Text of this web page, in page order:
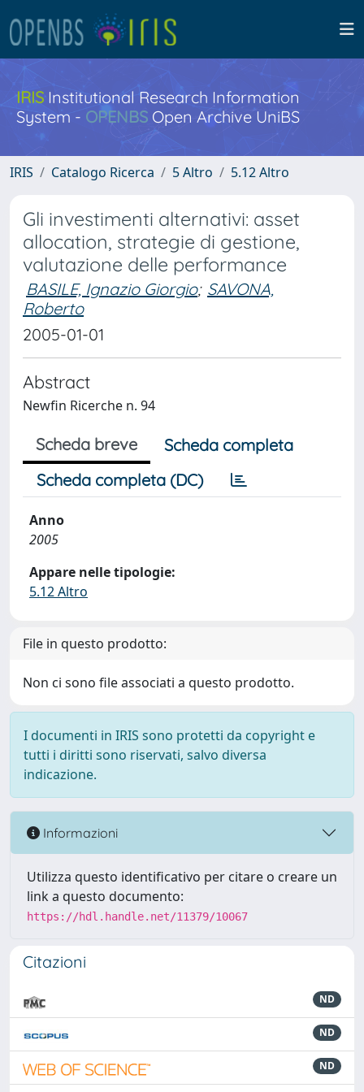
IRISInstitutional Research Information
System - OPENBS Open Archive UniBS
IRIS Catalogo Ricerca 5 Altro 5.12 Altro
Gli investimenti alternativi: asset
allocation, strategie di gestione,
valutazione delle performance
BASILE, Ignazio Giorgio; SAVONA,
Roberto
2005-01-01
Abstract
Newfin Ricerche n. 94
Scheda breve
Scheda completa
Scheda completa (DC)
Anno
2005
Appare nelle tipologie:
5.12 Altro
File in questo prodotto:
Non ci sono file associati a questo prodotto.
I documenti in IRIS sono protetti da copyright e
tutti i diritti sono riservati, salvo diversa
indicazione.
Informazioni
Utilizza questo identificativo per citare o creare un
link a questo documento:
https://hdl.handle.net/11379/10067
Citazioni
ND
ND
ND